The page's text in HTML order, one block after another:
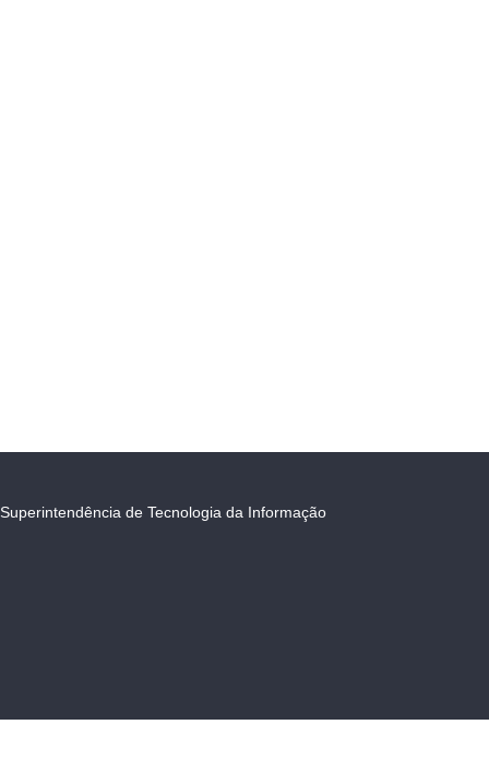
Superintendência de Tecnologia da Informação